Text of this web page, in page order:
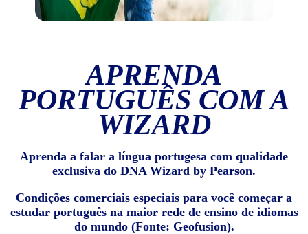
APRENDA
PORTUGUÊS COM A
WIZARD
Aprenda a falar a língua portugesa com qualidade
exclusiva do DNA Wizard by Pearson.
Condições comerciais especiais para você começar a
estudar português na maior rede de ensino de idiomas
do mundo (Fonte: Geofusion).